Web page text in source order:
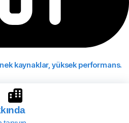
kaynaklar, yüksek performans.